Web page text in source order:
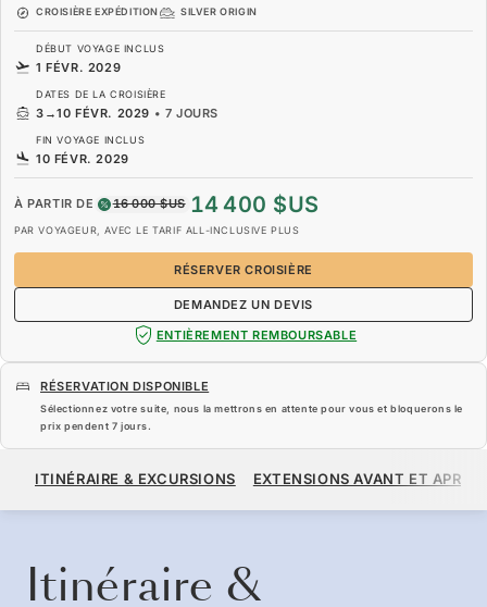
CROISIÈRE EXPÉDITION SILVER ORIGIN
DÉBUT VOYAGE INCLUS
1 FÉVR. 2029
DATES DE LA CROISIÈRE
3 →10 FÉVR. 2029 • 7 JOURS
FIN VOYAGE INCLUS
10 FÉVR. 2029
À PARTIR DE 16 000 $US 14 400 $US
PAR VOYAGEUR, AVEC LE TARIF ALL-INCLUSIVE PLUS
RÉSERVER CROISIÈRE
DEMANDEZ UN DEVIS
ENTIÈREMENT REMBOURSABLE
RÉSERVATION DISPONIBLE
Sélectionnez votre suite, nous la mettrons en attente pour vous et bloquerons le
prix pendent 7 jours.
À PARTIR DE 14 400 $US
ITINÉRAIRE & EXCURSIONS EXTENSIONS AVANT ET APRÈS
Itinéraire &